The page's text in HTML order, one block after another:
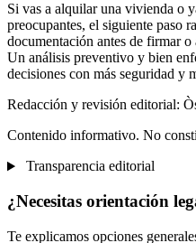
Si vas a alquilar una vivienda o
preocupantes, el siguiente paso
documentación antes de firmar o
Un análisis preventivo y bien
decisiones con más seguridad y
Redacción y revisión editorial:
Contenido informativo. No
Transparencia editorial
¿Necesitas orientación
Te explicamos opciones